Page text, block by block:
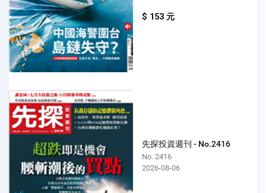
$ 153 元
先探投資週刊 - No.2416
No. 2416
2026-08-06